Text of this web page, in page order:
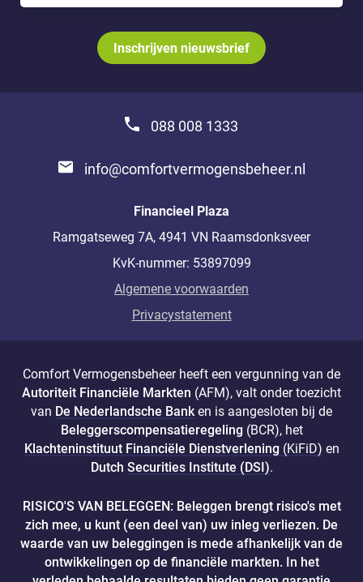
Inschrijven nieuwsbrief
088 008 1333
info@comfortvermogensbeheer.nl
Financieel Plaza
Ramgatseweg 7A, 4941 VN Raamsdonksveer
KvK-nummer: 53897099
Algemene voorwaarden
Privacystatement
Comfort Vermogensbeheer heeft een vergunning van de
Autoriteit Financiële Markten (AFM), valt onder toezicht
van De Nederlandsche Banken is aangesloten bij de
Beleggerscompensatieregeling (BCR), het
Klachteninstituut Financiële Dienstverlening (KiFiD) en
Dutch Securities Institute (DSI).
RISICO'S VAN BELEGGEN: Beleggen brengt risico's met
zich mee, u kunt (een deel van) uw inleg verliezen. De
waarde van uw beleggingen is mede afhankelijk van de
ontwikkelingen op de financiële markten. In het